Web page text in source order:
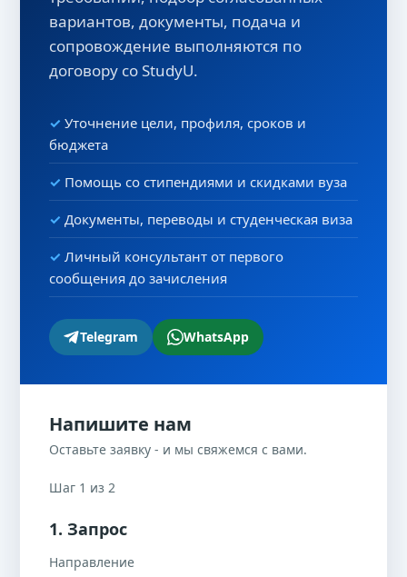
вариантов, документы, подача и
сопровождение выполняются по
договору со StudyU.
Уточнение цели, профиля, сроков и
бюджета
Помощь со стипендиями и скидками вуза
Документы, переводы и студенческая виза
Личный консультант от первого
сообщения до зачисления
Telegram WhatsApp
Напишите нам
Оставьте заявку - и мы свяжемся с вами.
Шаг 1 из 2
1. Запрос
Направление